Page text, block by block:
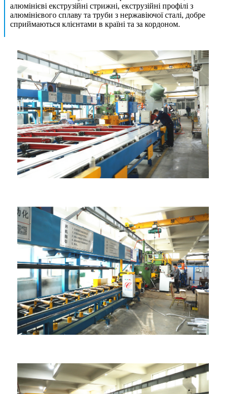
алюмінієві екструзійні стрижні, екструзійні профілі з
алюмінієвого сплаву та труби з нержавіючої сталі, добре
сприймаються клієнтами в країні та за кордоном.